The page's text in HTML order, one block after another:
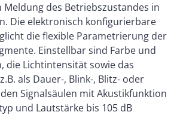
Meldung des Betriebszustandes in
Die elektronisch konfigurierbare
die flexible Parametrierung der
Einstellbar sind Farbe und
die Lichtintensität sowie das
als Dauer-, Blink-, Blitz- oder
Signalsäulen mit Akustikfunktion
und Lautstärke bis 105 dB